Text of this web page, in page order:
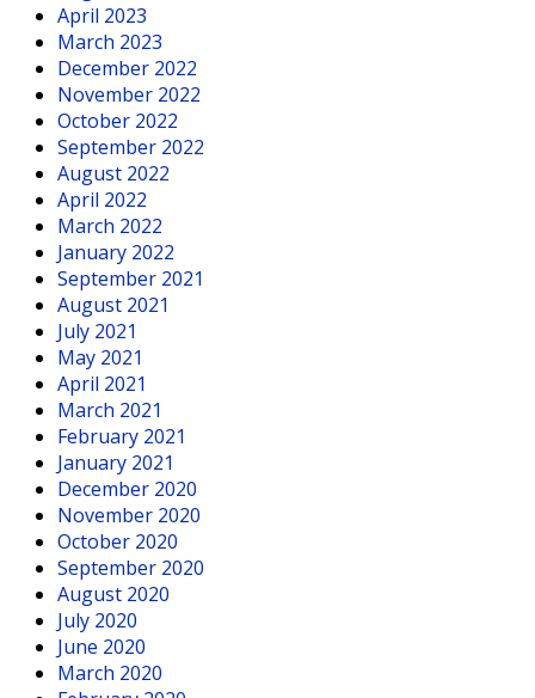
April 2023
March 2023
December 2022
November 2022
October 2022
September 2022
August 2022
April 2022
March 2022
January 2022
September 2021
August 2021
July 2021
May 2021
April 2021
March 2021
February 2021
January 2021
December 2020
November 2020
October 2020
September 2020
August 2020
July 2020
June 2020
March 2020